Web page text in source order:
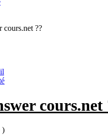
cours.net ??
cours.net
)